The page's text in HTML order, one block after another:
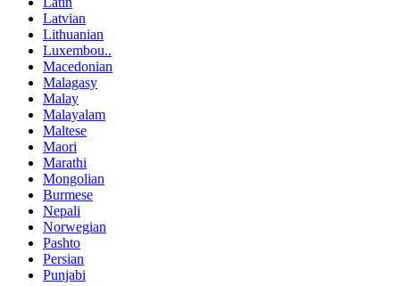
Latvian
Lithuanian
Luxembou..
Macedonian
Malagasy
Malay
Malayalam
Maltese
Maori
Marathi
Mongolian
Burmese
Nepali
Norwegian
Pashto
Persian
Punjabi